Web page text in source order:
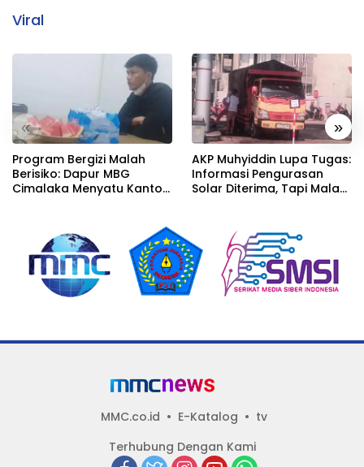
Viral
« »
Program Bergizi Malah
Berisiko: Dapur MBG
Cimalaka Menyatu Kantor
AKP Muhyiddin Lupa Tugas:
Informasi Pengurasan
Solar Diterima, Tapi Malah
MMC.co.id E-Katalog
tv
Terhubung Dengan Kami